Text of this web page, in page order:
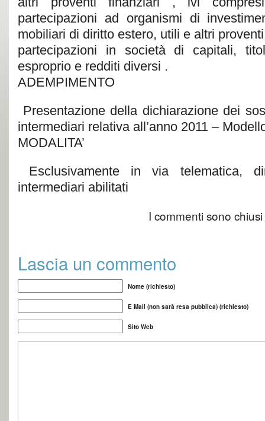
partecipazioni ad organismi di
mobiliari di diritto estero, utili e altri
partecipazioni in società di capitali,
esproprio e redditi diversi .
ADEMPIMENTO
Presentazione della dichiarazione dei
intermediari relativa all’anno 2011 –
MODALITA’
Esclusivamente in via telematica,
intermediari abilitati
I commenti sono chiusi
Lascia un commento
Nome (richiesto)
E Mail (non sarà resa pubblica) (richiesto)
Sito Web